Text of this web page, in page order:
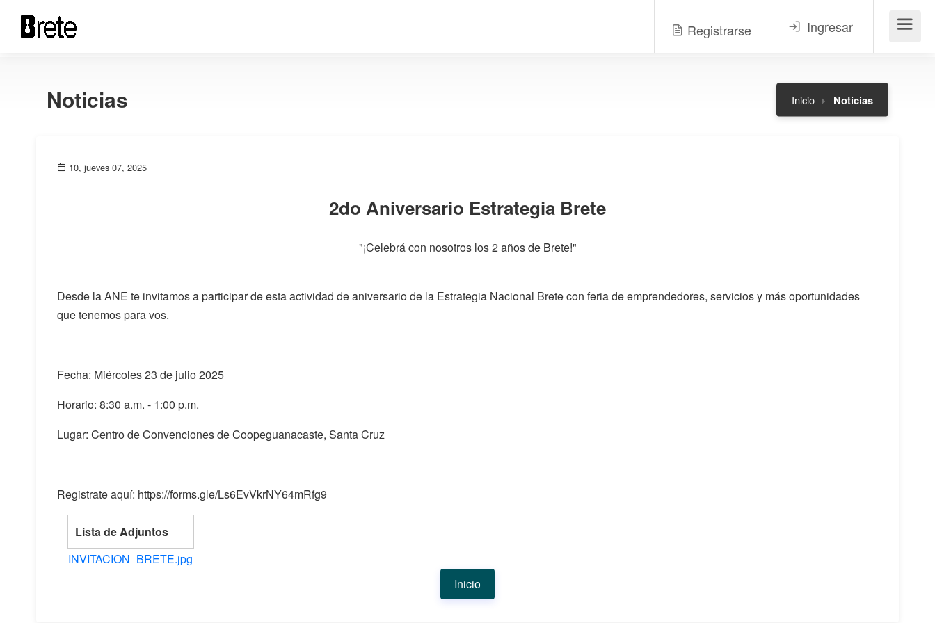
Registrarse Ingresar Menú
Noticias Inicio Noticias
10, jueves 07, 2025
2do Aniversario Estrategia Brete
"¡Celebrá con nosotros los 2 años de Brete!"
Desde la ANE te invitamos a participar de esta actividad de aniversario de la Estrategia Nacional Brete con feria de emprendedores, servicios y más oportunidades
que tenemos para vos.
Fecha: Miércoles 23 de julio 2025
Horario: 8:30 a.m. - 1:00 p.m.
Lugar: Centro de Convenciones de Coopeguanacaste, Santa Cruz
Registrate aquí: https://forms.gle/Ls6EvVkrNY64mRfg9
Lista de Adjuntos
INVITACION_BRETE.jpg
Inicio